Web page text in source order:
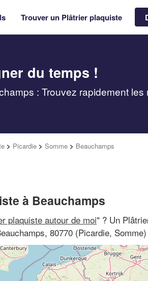
Trouver un Plâtrier plaquiste
du temps !
: Trouvez rapidement
> Picardie > Somme > Beauchamps
à Beauchamps
plaquiste autour de moi" ? Un
80770 (Picardie, Somme)